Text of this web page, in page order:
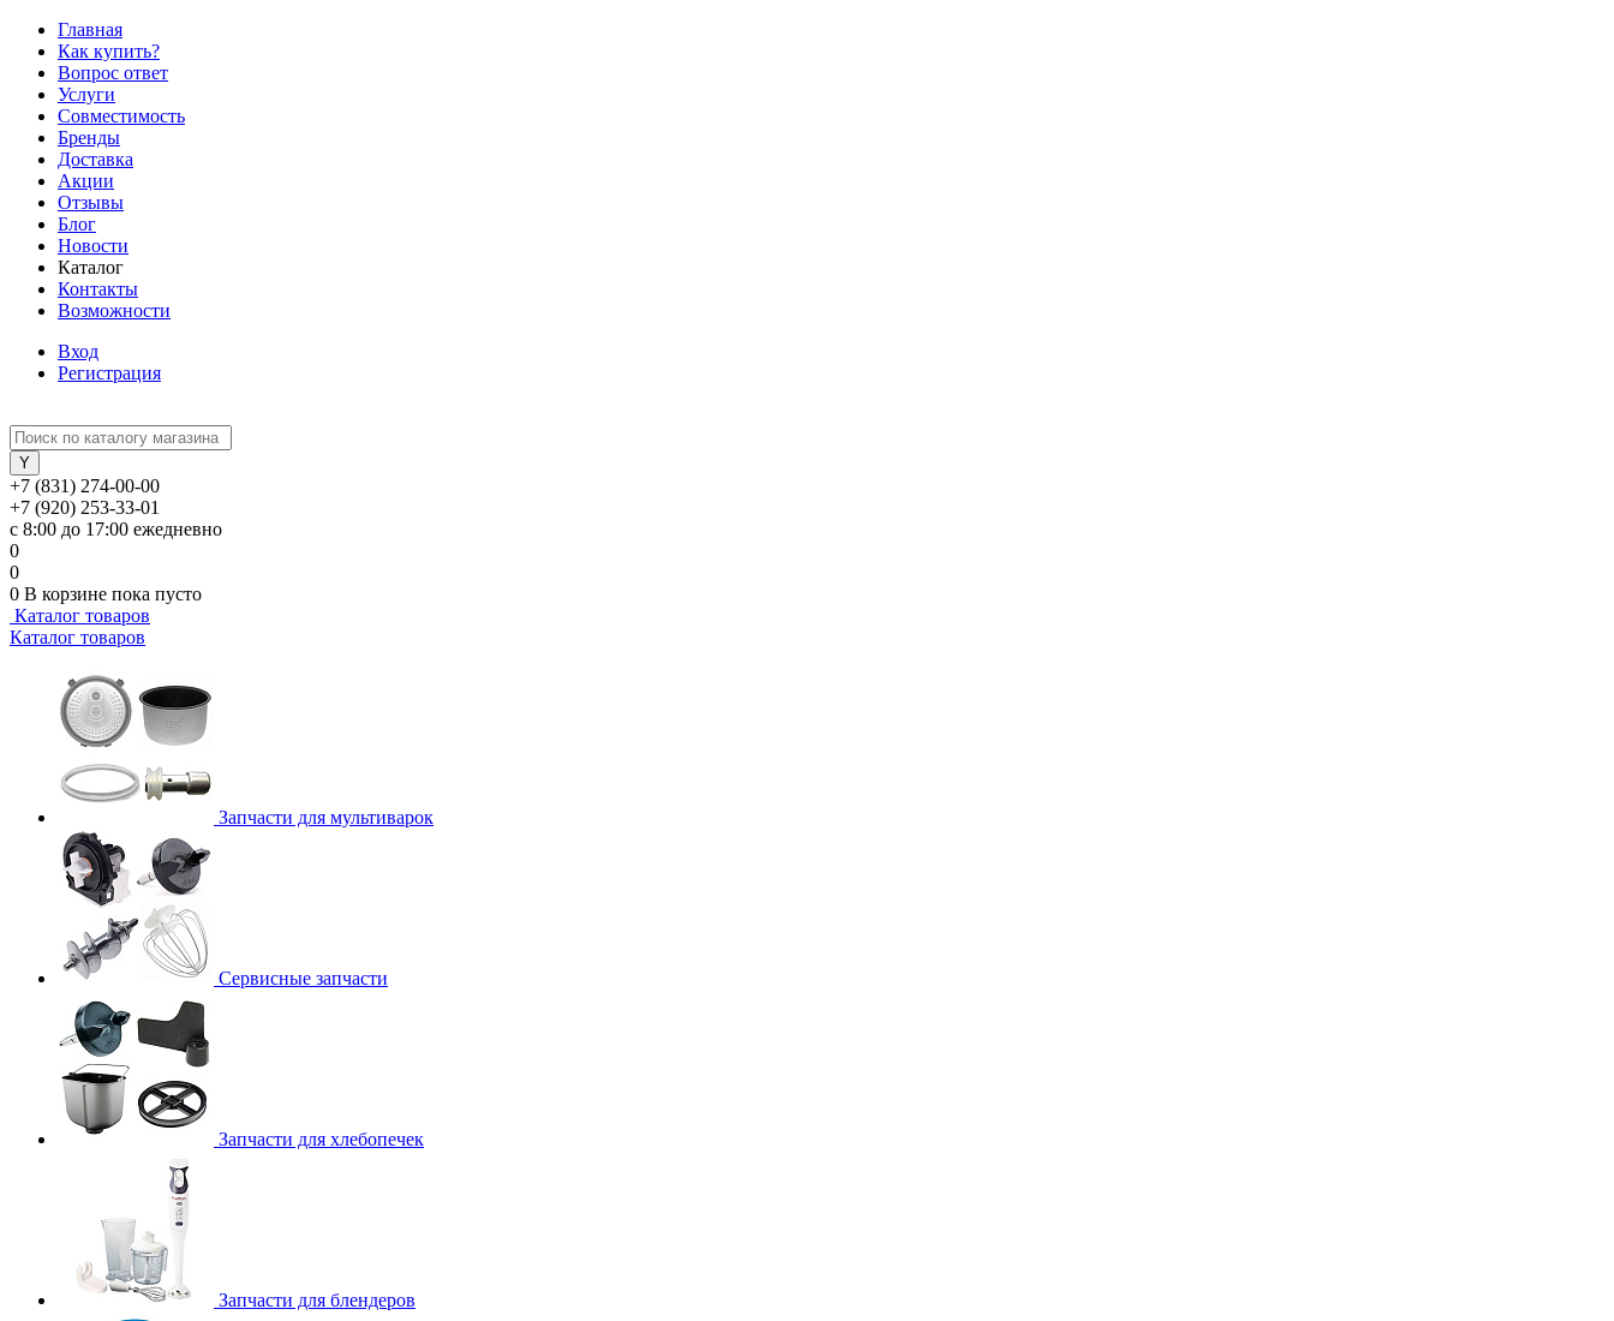
Главная
Как купить?
Вопрос ответ
Услуги
Совместимость
Бренды
Доставка
Акции
Отзывы
Блог
Новости
Каталог
Контакты
Возможности
Вход
Регистрация
+7 (831) 274-00-00
+7 (920) 253-33-01
с 8:00 до 17:00 ежедневно
0
0
0 В корзине пока пусто
Каталог товаров
Каталог товаров
Запчасти для мультиварок
Сервисные запчасти
Запчасти для хлебопечек
Запчасти для блендеров